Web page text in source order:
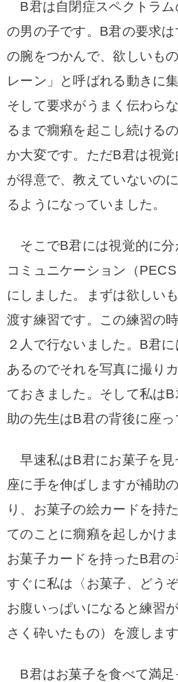
B君は自閉症スペクトラム
の男の子です。B君の要求
の腕をつかんで、欲しいも
レーン」と呼ばれる動きに
そして要求がうまく伝わら
るまで癇癪を起こし続ける
か大変です。ただB君は視
が得意で、教えていないの
るようになっていました。
そこでB君には視覚的に分
コミュニケーション（
にしました。
まずは欲しい
渡す練習です。この練習の
２人で行ないました。B君
あるのでそれを写真に撮り
ておきました。そして私は
助の先生はB君の背後に座っ
早速私はB君にお菓子を見
座に手を伸ばしますが補助
り、お菓子の絵カードを持
てのことに癇癪を起しかけ
お菓子カードを持ったB君の
すぐに私は〈お菓子、どう
お腹いっぱいになると練習
さく砕いたもの）を渡します
B君はお菓子を食べて満足